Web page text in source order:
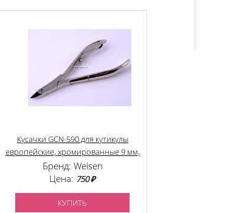
Кусачки GCN-590 для кутикулы
европейские, хромированные 9 мм,
ручная заточка
Бренд: Weisen
Цена: 750 ₽
КУПИТЬ